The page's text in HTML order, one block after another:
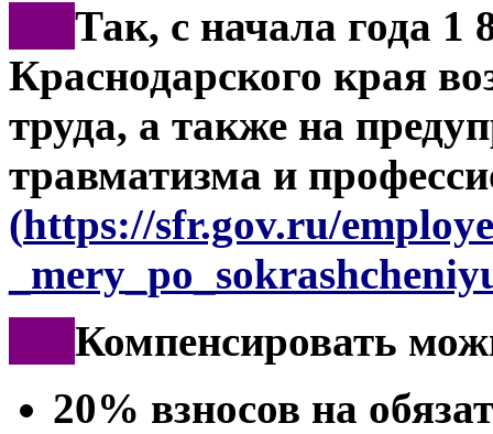
Так, с начала года 1
Краснодарского края
труда, а также на
травматизма и
(https://sfr.gov.ru/
Компенсировать
20% взносов на